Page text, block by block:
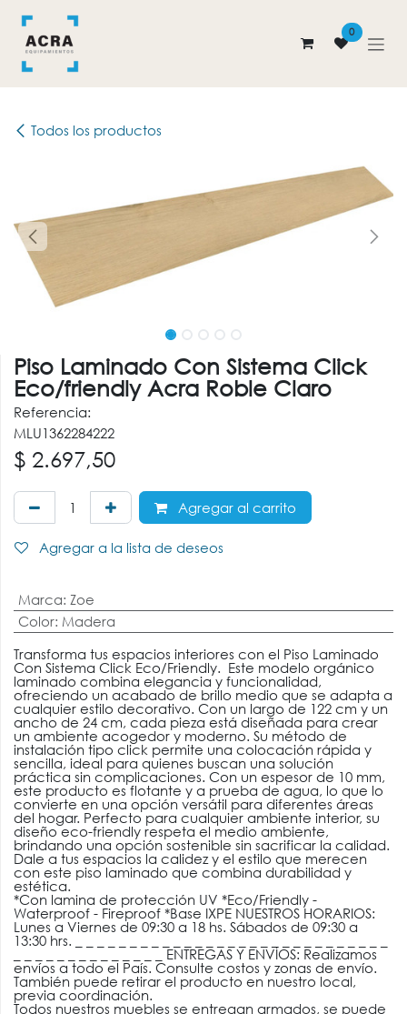
0
Todos los productos
Piso Laminado Con Sistema Click
Eco/friendly Acra Roble Claro
Referencia:
MLU1362284222
$ 2.697,50
Agregar al carrito
Agregar a la lista de deseos
Marca: Zoe
Color: Madera
Transforma tus espacios interiores con el Piso Laminado
Con Sistema Click Eco/Friendly. Este modelo orgánico
laminado combina elegancia y funcionalidad,
ofreciendo un acabado de brillo medio que se adapta a
cualquier estilo decorativo. Con un largo de 122 cm y un
ancho de 24 cm, cada pieza está diseñada para crear
un ambiente acogedor y moderno. Su método de
instalación tipo click permite una colocación rápida y
sencilla, ideal para quienes buscan una solución
práctica sin complicaciones. Con un espesor de 10 mm,
este producto es flotante y a prueba de agua, lo que lo
convierte en una opción versátil para diferentes áreas
del hogar. Perfecto para cualquier ambiente interior, su
diseño eco-friendly respeta el medio ambiente,
brindando una opción sostenible sin sacrificar la calidad.
Dale a tus espacios la calidez y el estilo que merecen
con este piso laminado que combina durabilidad y
estética.
*Con lamina de protección UV *Eco/Friendly -
Waterproof - Fireproof *Base IXPE NUESTROS HORARIOS:
Lunes a Viernes de 09:30 a 18 hs. Sábados de 09:30 a
13:30 hrs. _ _ _ _ _ _ _ _ _ _ _ _ _ _ _ _ _ _ _ _ _ _ _ _ _ _ _ _ _
_ _ _ _ _ _ _ _ _ _ _ _ _ _ ENTREGAS Y ENVÍOS: Realizamos
envíos a todo el País. Consulte costos y zonas de envío.
También puede retirar el producto en nuestro local,
previa coordinación.
Todos nuestros muebles se entregan armados, se puede